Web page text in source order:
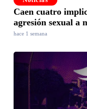
Caen cuatro
agresión sexual a
hace 1 semana